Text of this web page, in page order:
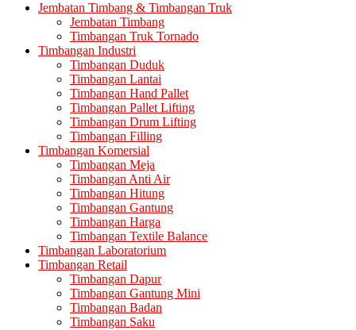
Jembatan Timbang & Timbangan Truk
Jembatan Timbang
Timbangan Truk Tornado
Timbangan Industri
Timbangan Duduk
Timbangan Lantai
Timbangan Hand Pallet
Timbangan Pallet Lifting
Timbangan Drum Lifting
Timbangan Filling
Timbangan Komersial
Timbangan Meja
Timbangan Anti Air
Timbangan Hitung
Timbangan Gantung
Timbangan Harga
Timbangan Textile Balance
Timbangan Laboratorium
Timbangan Retail
Timbangan Dapur
Timbangan Gantung Mini
Timbangan Badan
Timbangan Saku